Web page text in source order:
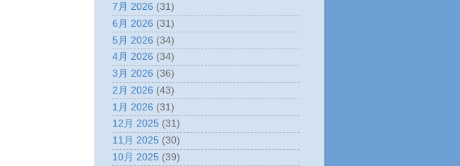
7月 2026 (31)
6月 2026 (31)
5月 2026 (34)
4月 2026 (34)
3月 2026 (36)
2月 2026 (43)
1月 2026 (31)
12月 2025 (31)
11月 2025 (30)
10月 2025 (39)